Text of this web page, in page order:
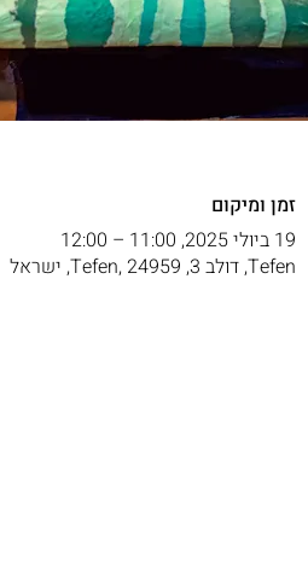
זמן ומיקום
19 ביולי 2025, 11:00 – 12:00
Tefen, דולב 3, Tefen, 24959, ישראל